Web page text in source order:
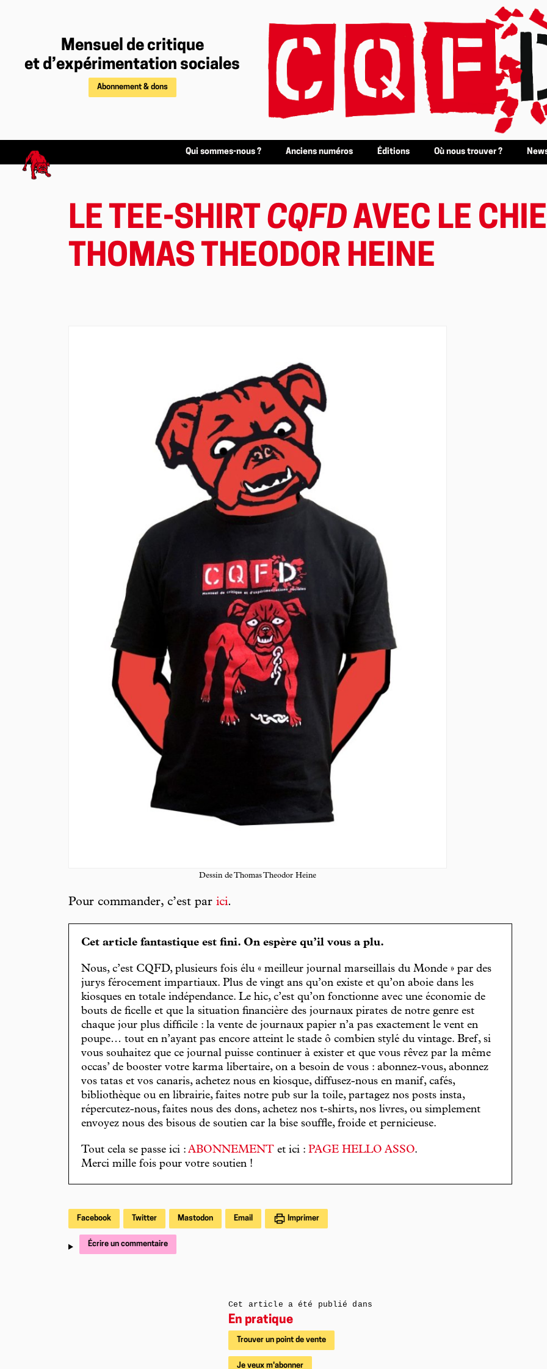
Mensuel de critique
et d’expérimentation sociales
Abonnement & dons
Qui sommes-nous ? Anciens numéros Éditions Où nous trouver ?
LE TEE-SHIRT CQFDAVEC LE
THOMAS THEODOR HEINE
Dessin de Thomas Theodor Heine
Pour commander, c’est par ici.
Cet article fantastique est fini. On espère qu’il vous a plu.
Nous, c’est CQFD, plusieurs fois élu « meilleur journal marseillais du Monde » par des
jurys férocement impartiaux. Plus de vingt ans qu’on existe et qu’on aboie dans les
kiosques en totale indépendance. Le hic, c’est qu’on fonctionne avec une économie de
bouts de ficelle et que la situation financière des journaux pirates de notre genre est
chaque jour plus difficile : la vente de journaux papier n’a pas exactement le vent en
poupe… tout en n’ayant pas encore atteint le stade ô combien stylé du vintage. Bref, si
vous souhaitez que ce journal puisse continuer à exister et que vous rêvez par la même
occas’ de booster votre karma libertaire, on a besoin de vous : abonnez-vous, abonnez
vos tatas et vos canaris, achetez nous en kiosque, diffusez-nous en manif, cafés,
bibliothèque ou en librairie, faites notre pub sur la toile, partagez nos posts insta,
répercutez-nous, faites nous des dons, achetez nos t-shirts, nos livres, ou simplement
envoyez nous des bisous de soutien car la bise souffle, froide et pernicieuse.
Tout cela se passe ici : ABONNEMENT et ici : PAGE HELLO ASSO.
Merci mille fois pour votre soutien !
Facebook Twitter Mastodon Email Imprimer
Écrire un commentaire
Cet article a été publié dans
En pratique
Trouver un point de vente
Je veux m'abonner